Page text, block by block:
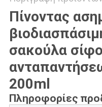
Πίνοντας
σακούλα
200ml
Πληροφορίες